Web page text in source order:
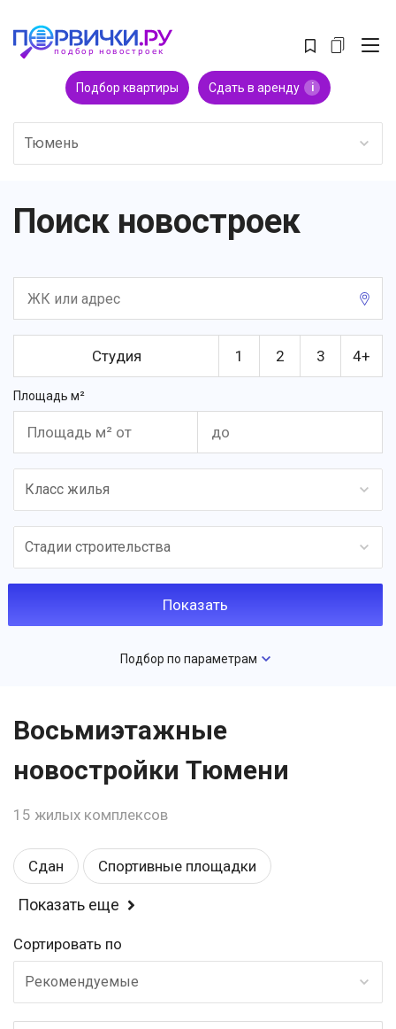
Подбор квартиры Сдать в аренду i
Тюмень
Поиск новостроек
Студия 1 2 3 4+
Площадь м²
Класс жилья
Стадии строительства
Подбор по параметрам
Восьмиэтажные
новостройки Тюмени
15 жилых комплексов
Сдан Спортивные площадки
Балкон или лоджия
Магазины Комфорт Эконом
У воды Школа Рядом с парком
Показать еще
Сортировать по
Рекомендуемые